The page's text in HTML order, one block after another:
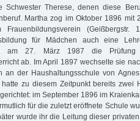
Schwester Therese, denen diese
Martha zog im Oktober 1896 mit
(Geißbergstr.
für Mädchen auch eine
am 27. März 1987 die Prüfung
ab. Im April 1897 wechselte sie
an der Haushaltungsschule von
zu diesem Zeitpunkt bereits zwei
im September 1896 im
für die zuletzt eröffnete Schule
wurde ihr die Leitung dieser